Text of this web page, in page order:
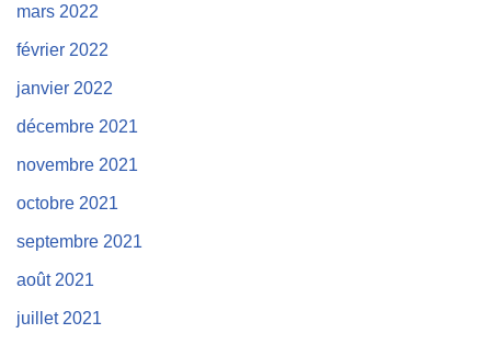
mars 2022
février 2022
janvier 2022
décembre 2021
novembre 2021
octobre 2021
septembre 2021
août 2021
juillet 2021